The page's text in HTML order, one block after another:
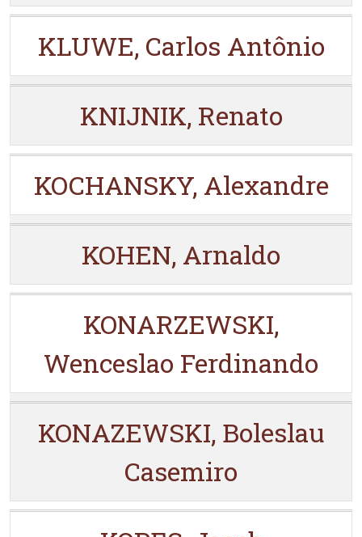
KLUWE, Carlos Antônio
KNIJNIK, Renato
KOCHANSKY, Alexandre
KOHEN, Arnaldo
KONARZEWSKI,
Wenceslao Ferdinando
KONAZEWSKI, Boleslau
Casemiro